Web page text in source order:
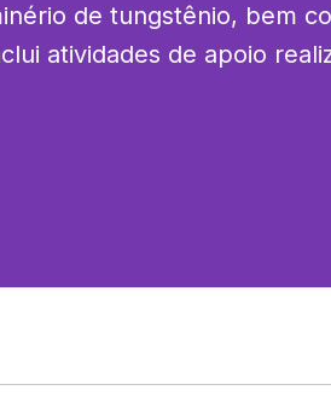
de tungstênio, bem
atividades de apoio